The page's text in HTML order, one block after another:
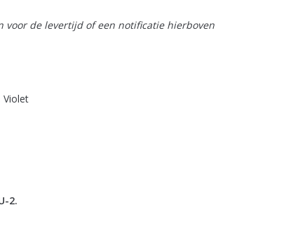
voor de levertijd of een notificatie hierboven
Violet
2.